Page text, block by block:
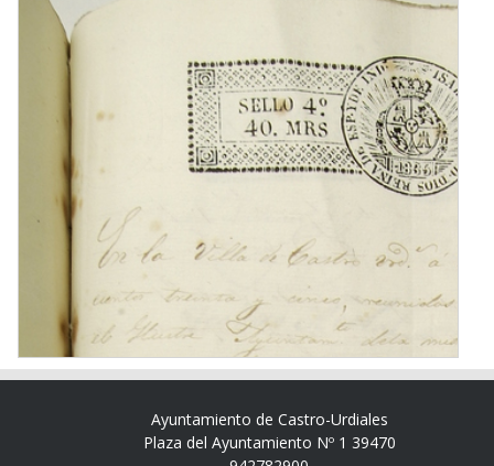
Ayuntamiento de Castro-Urdiales
Plaza del Ayuntamiento Nº 1 39470